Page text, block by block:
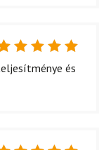
/ 5
és